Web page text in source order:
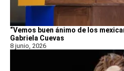
“Vemos buen ánimo de los
Gabriela Cuevas
8 junio, 2026